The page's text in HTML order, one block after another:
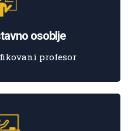
osoblje
profesor